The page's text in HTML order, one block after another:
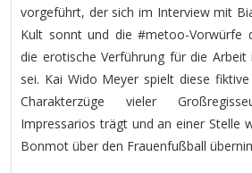
vorgeführt, der sich im Interview mit
Kult sonnt und die #metoo-Vorwürfe
die erotische Verführung für die
sei. Kai Wido Meyer spielt diese
Charakterzüge vieler
Impressarios trägt und an einer Stelle
Bonmot über den Frauenfußball